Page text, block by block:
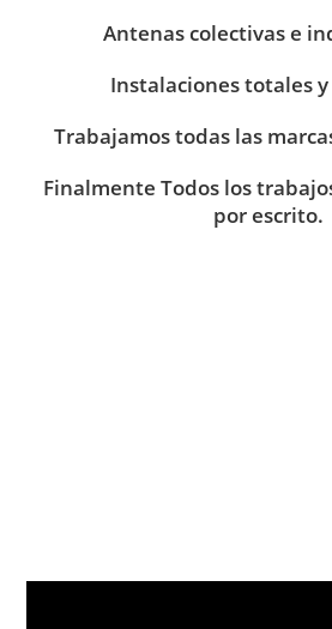
Antenas colectivas e
Instalaciones totales
Trabajamos todas las
Finalmente Todos los
por escrito.